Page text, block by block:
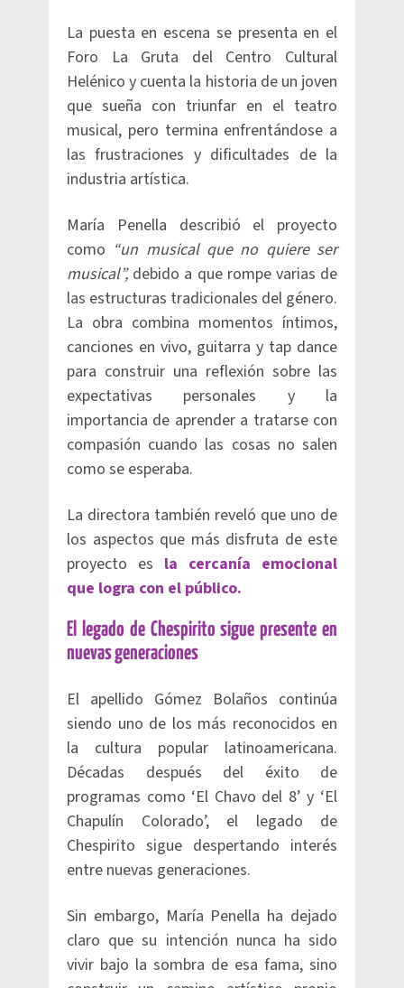
La puesta en escena se presenta en el
Foro La Gruta del Centro Cultural
Helénico y cuenta la historia de un joven
que sueña con triunfar en el teatro
musical, pero termina enfrentándose a
las frustraciones y dificultades de la
industria artística.
María Penella describió el proyecto
como “un musical que no quiere ser
musical”,debido a que rompe varias de
las estructuras tradicionales del género.
La obra combina momentos íntimos,
canciones en vivo, guitarra y tap dance
para construir una reflexión sobre las
expectativas personales y la
importancia de aprender a tratarse con
compasión cuando las cosas no salen
como se esperaba.
La directora también reveló que uno de
los aspectos que más disfruta de este
proyecto es la cercanía emocional
que logra con el público.
El legado de Chespirito sigue presente en
nuevas generaciones
El apellido Gómez Bolaños continúa
siendo uno de los más reconocidos en
la cultura popular latinoamericana.
Décadas después del éxito de
programas como ‘El Chavo del 8’ y ‘El
Chapulín Colorado’, el legado de
Chespirito sigue despertando interés
entre nuevas generaciones.
Sin embargo, María Penella ha dejado
claro que su intención nunca ha sido
vivir bajo la sombra de esa fama, sino